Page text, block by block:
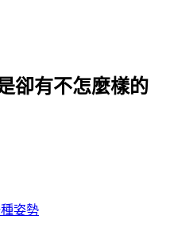
卻有不怎麼樣的
姿勢